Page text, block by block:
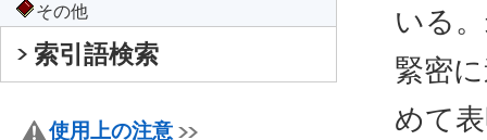
その他
索引語検索
使用上の注意
いる
緊密
めて